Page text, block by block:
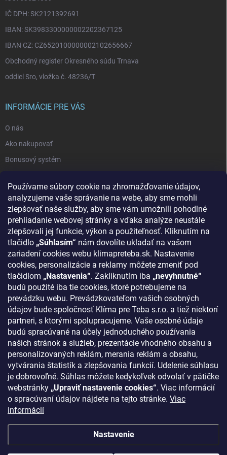
Používame súbory cookie na zhromažďovanie údajov,
analyzujeme vaše správanie na webe, aby sme mohli
zlepšovať naše služby, aby sme vám umožnili pohodlné
prehliadanie webovej stránky a vďaka analýze neustále
zlepšovali jej funkcie, výkon a použiteľnosť. Kliknutím na
tlačidlo „Súhlasím“ nám dovolíte ukladať na vašom
zariadení cookies webu klimapreteba.sk. Nastavenie
cookies, personalizácie a reklamy môžete zmeniť pod
tlačidlom „Nastavenia“. Zakliknutím iba „nevyhnutné“
budú použité iba tie cookies, ktoré potrebujeme na
prevádzku webu. Prevádzkovateľom vašich osobných
údajov bude spoločnosť Klíma pre Teba s.r.o. a tiež niektorí
partneri, s ktorými spolupracujeme. Vaše osobné údaje
budú spracúvané na účely jednoduchého používania
našich stránok a služieb, prezentácie vhodného obsahu a
personalizovaných reklám, merania reklám a obsahu,
vytvárania štatistík a zlepšovania funkcií. Udelenie súhlasu
je dobrovoľné. Súhlas môžete kedykoľvek odvolať v pätičke
webstránky „Upraviť nastavenie cookies“. Viac informácií
o spracúvaní údajov nájdete na tejto stránke. Viac
informácií
Nastavenie
IČ DPH: SK2121392691
IBAN: SK3983300000002202367125
IBAN CZ: CZ6520100000002102656667
Obchodný register Okresného súdu Trnava
oddiel Sro, vložka č. 48236/T
INFORMÁCIE PRE VÁS
O nás
Ako nakupovať
Bonusový systém
Blog - najnovšie články
Obchodné podmienky
Podmienky ochrany osobných údajov
Odstúpenie od zmluvy
Kontakty
KONTAKT
klima@klimapreteba.sk
0907 044 080
https://www.facebook.com/klimapreteba.sk
klimapreteba
https://www.youtube.com/@klimapreteba